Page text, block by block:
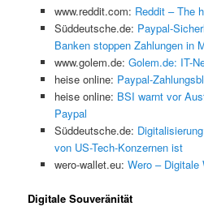
www.reddit.com: Reddit – The
Süddeutsche.de: Paypal-
Banken stoppen Zahlungen in
www.golem.de: Golem.de: IT-
heise online: Paypal-
heise online: BSI warnt vor
Paypal
Süddeutsche.de:
von US-Tech-Konzernen ist
wero-wallet.eu: Wero – Digitale
Digitale Souveränität